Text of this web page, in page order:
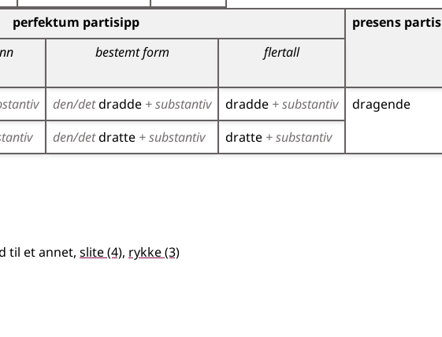
perfektum partisipp
presens
bestemt form flertall
den/detdradde + substantiv dradde + substantiv
dragende
den/detdratte + substantiv dratte + substantiv
til et annet, slite(4), rykke(3)